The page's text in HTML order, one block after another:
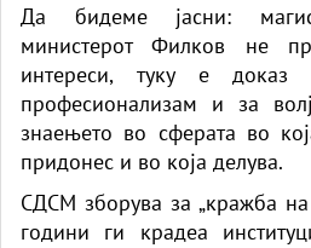
Да бидеме јасни:
министерот Филков не
интереси, туку е доказ
професионализам и за
знаењето во сферата во
придонес и во која делува.
СДСМ зборува за „кражба на
години ги крадеа